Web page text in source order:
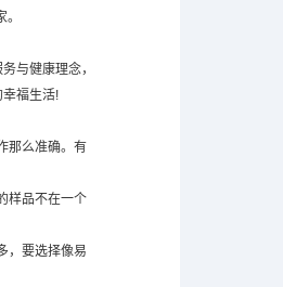
与健康理念，
福生活!
那么准确。有
样品不在一个
，要选择像易